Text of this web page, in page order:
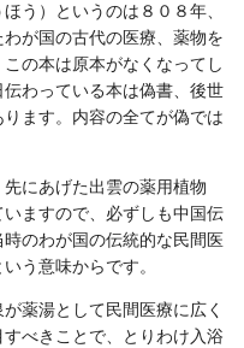
う）というのは８０８年、
が国の古代の医療、薬物を
の本は原本がなくなってし
わっている本は偽書、後世
ます。内容の全てが偽では
にあげた出雲の薬用植物
ますので、必ずしも中国伝
のわが国の伝統的な民間医
う意味からです。
薬湯として民間医療に広く
べきことで、とりわけ入浴